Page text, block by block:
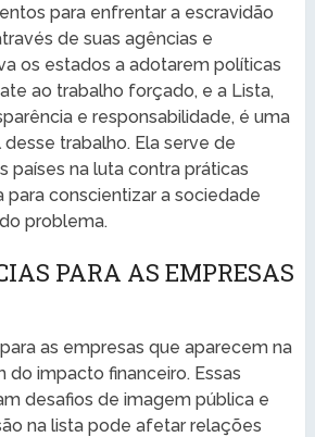
para enfrentar a escravidão
de suas agências e
os estados a adotarem políticas
ao trabalho forçado, e a Lista,
e responsabilidade, é uma
trabalho. Ela serve de
países na luta contra práticas
para conscientizar a sociedade
problema.
PARA AS EMPRESAS
as empresas que aparecem na
do impacto financeiro. Essas
desafios de imagem pública e
na lista pode afetar relações